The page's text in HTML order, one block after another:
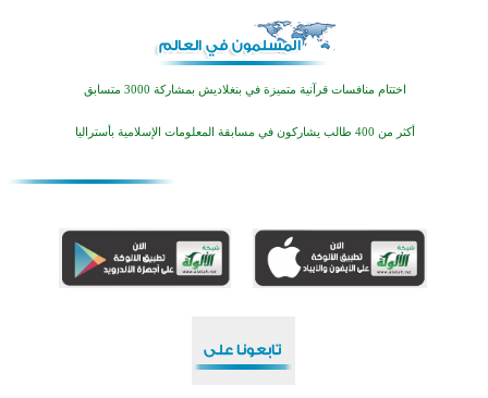
اختتام منافسات قرآنية متميزة في بنغلاديش بمشاركة 3000 متسابق
أكثر من 400 طالب يشاركون في مسابقة المعلومات الإسلامية بأستراليا
أكبر مشروع إسلامي في ريف أستراليا يفتتح أبوابه بعد سنوات من العمل والعطاء
اختتام الدورة التاسعة لمسابقة حفظ وتلاوة القرآن الكريم في أزناكاييف